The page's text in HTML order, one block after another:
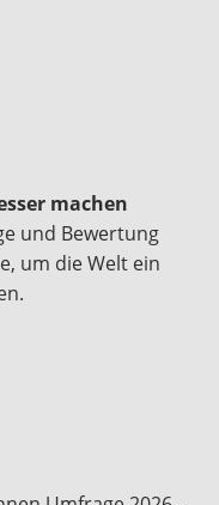
machen
und Bewertung
um die Welt ein